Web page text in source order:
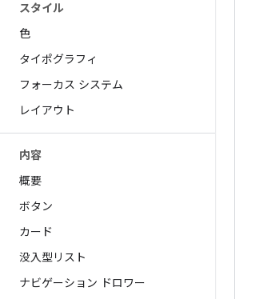
スタイル
色
タイポグラフィ
フォーカス システム
レイアウト
内容
概要
ボタン
カード
没入型リスト
ナビゲーション ドロワー